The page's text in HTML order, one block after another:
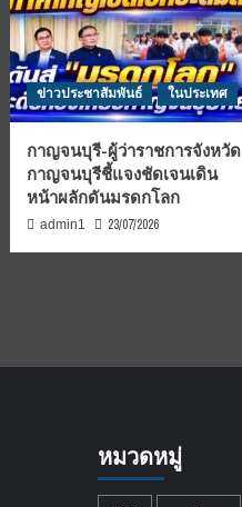
ข่าวประชาสัมพันธ์ ในประเทศ
กาญจนบุรี-ผู้ว่าราชการจังหวัด
กาญจนบุรีชี้แจงชัดเจนเดิน
หน้าผลักดันมรดกโลก
admin1 23/07/2026
หมวดหมู่